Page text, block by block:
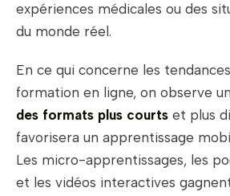
expériences médicales ou des
du monde réel.
En ce qui concerne les
formation en ligne, on observe
des formats plus courts et plus
favorisera un apprentissage
Les micro-apprentissages, les
et les vidéos interactives